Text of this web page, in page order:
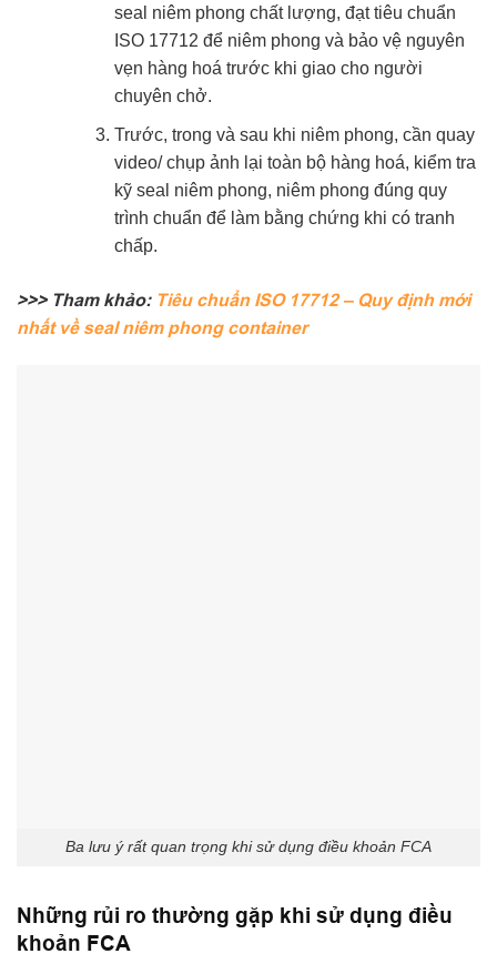
seal niêm phong chất lượng, đạt tiêu chuẩn
ISO 17712 để niêm phong và bảo vệ nguyên
vẹn hàng hoá trước khi giao cho người
chuyên chở.
Trước, trong và sau khi niêm phong, cần quay
video/ chụp ảnh lại toàn bộ hàng hoá, kiểm tra
kỹ seal niêm phong, niêm phong đúng quy
trình chuẩn để làm bằng chứng khi có tranh
chấp.
>>> Tham khảo: Tiêu chuẩn ISO 17712 – Quy định mới
nhất về seal niêm phong container
Ba lưu ý rất quan trọng khi sử dụng điều khoản FCA
Những rủi ro thường gặp khi sử dụng điều
khoản FCA